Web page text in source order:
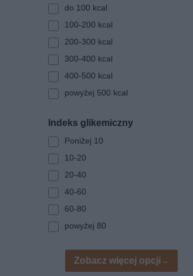
do 100 kcal
100-200 kcal
200-300 kcal
300-400 kcal
400-500 kcal
powyżej 500 kcal
Indeks glikemiczny
Poniżej 10
10-20
20-40
40-60
60-80
powyżej 80
Zobacz więcej opcji